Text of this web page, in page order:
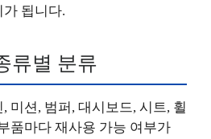
됩니다.
류별 분류
미션, 범퍼, 대시보드, 시트, 휠
품마다 재사용 가능 여부가